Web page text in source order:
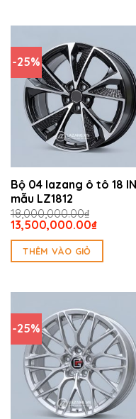
-25%
Bộ 04 lazang ô tô 18
mẫu LZ1812
18,000,000.00₫
Giá
gốc
18,000,000.00₫.
13,500,000.00₫Giá
là:
THÊM VÀO GIỎ
-25%